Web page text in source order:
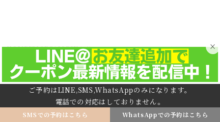
×
ご予約はLINE,SMS,WhatsAppのみになります。
電話での対応はしておりません。
SMSでの予約はこちら WhatsAppでの予約はこちら
HOMEPRICEGALLERY水素トリートメントカラーリングチケット
ベビーシッターサービスヘアビューロンProduct
NAIL salon「BIANCA TOKYO」
医療アートメイク「東京メディカルアートメイク」
まつ毛エクステサロン「MAGIC LASH」RECRUIT
© 2021 NINE BY SWEET BASIL